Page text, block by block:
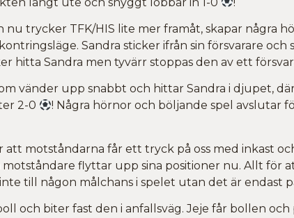
trycker TFK/HIS lite mer framåt, skapar några
Sandra sticker ifrån sin försvarare
hitta Sandra men tyvärr stoppas den av ett
vänder upp snabbt och hittar Sandra i djupet,
2-0
! Några hörnor och böljande spel avslutar
att motståndarna får ett tryck på oss med inkast
flyttar upp sina positioner nu. Allt för
till någon målchans i spelet utan det är endast
och biter fast den i anfallsväg. Jeje får bollen